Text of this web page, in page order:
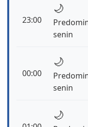
23:00
🌙
senin
00:00
🌙
senin
🌙